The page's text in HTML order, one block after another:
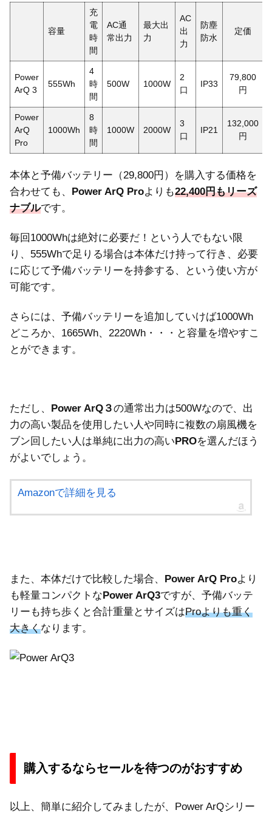
容量
充
電
時
間
AC通
常出力
最大出
力
AC
出
力
防塵
防水
定価
Power
ArQ 3
555Wh
4
時
間
500W 1000W
2
口
IP33
79,800
円
Power
ArQ
Pro
1000Wh
8
時
間
1000W 2000W
3
口
IP21
132,000
円
本体と予備バッテリー（29,800円）を購入する価格を
合わせても、 Power ArQ Proよりも22,400円もリーズ
ナブルです。
毎回1000Whは絶対に必要だ！という人でもない限
り、555Whで足りる場合は本体だけ持って行き、必要
に応じて予備バッテリーを持参する、という使い方が
可能です。
さらには、予備バッテリーを追加していけば1000Wh
どころか、1665Wh、2220Wh・・・と容量を増やすこ
とができます。
ただし、 Power ArQ３の通常出力は500Wなので、出
力の高い製品を使用したい人や同時に複数の扇風機を
ブン回したい人は単純に出力の高いPROを選んだほう
がよいでしょう。
Amazonで詳細を見る
また、本体だけで比較した場合、 Power ArQ Proより
も軽量コンパクトな Power ArQ3ですが、予備バッテ
リーも持ち歩くと合計重量とサイズはProよりも重く
大きくなります。
購入するならセールを待つのがおすすめ
以上、簡単に紹介してみましたが、Power ArQシリー